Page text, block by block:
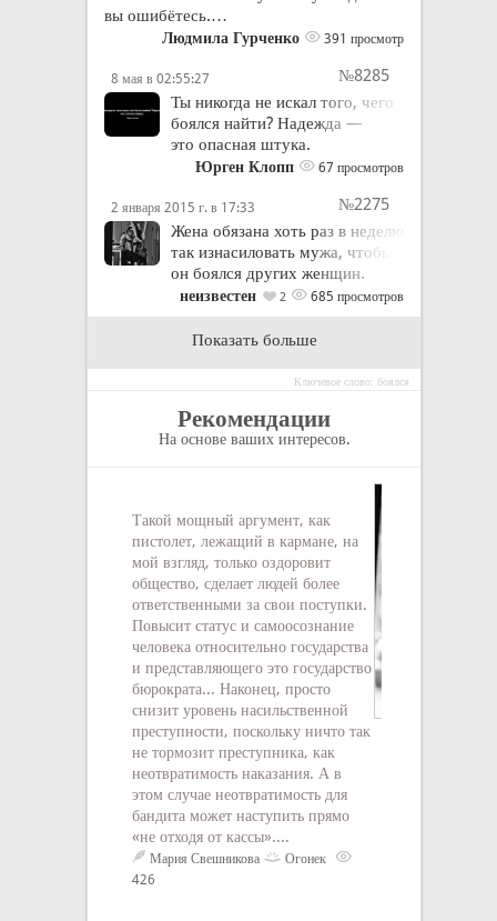
вы ошибётесь.…
Людмила Гурченко 391 просмотр
8 мая в 02:55:27
№8285
Ты никогда не искал того, чего
боялся найти? Надежда —
это опасная штука.
Юрген Клопп 67 просмотров
2 января 2015 г. в 17:33
№2275
Жена обязана хоть раз в неделю
так изнасиловать мужа, чтобы
он боялся других женщин.
неизвестен 2 685 просмотров
Показать больше
Ключевое слово: боялся
Рекомендации
На основе ваших интересов.
Такой мощный аргумент, как
пистолет, лежащий в кармане, на
мой взгляд, только оздоровит
общество, сделает людей более
ответственными за свои поступки.
Повысит статус и самоосознание
человека относительно государства
и представляющего это государство
бюрократа... Наконец, просто
снизит уровень насильственной
преступности, поскольку ничто так
не тормозит преступника, как
неотвратимость наказания. А в
этом случае неотвратимость для
бандита может наступить прямо
«не отходя от кассы»....
Мария Свешникова
Огонек
426